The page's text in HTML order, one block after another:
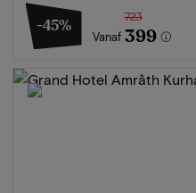
-45%
Vanaf
723
399